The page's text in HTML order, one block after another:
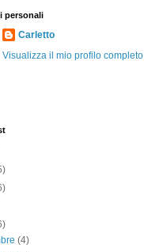
personali
Carletto
Visualizza il mio profilo completo
(4)